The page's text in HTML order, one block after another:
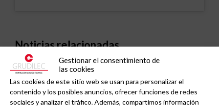
Gestionar el consentimiento de
las cookies
Las cookies de este sitio web se usan para personalizar el
contenido y los posibles anuncios, ofrecer funciones de redes
sociales y analizar el tráfico. Además, compartimos información
Noticias relacionadas